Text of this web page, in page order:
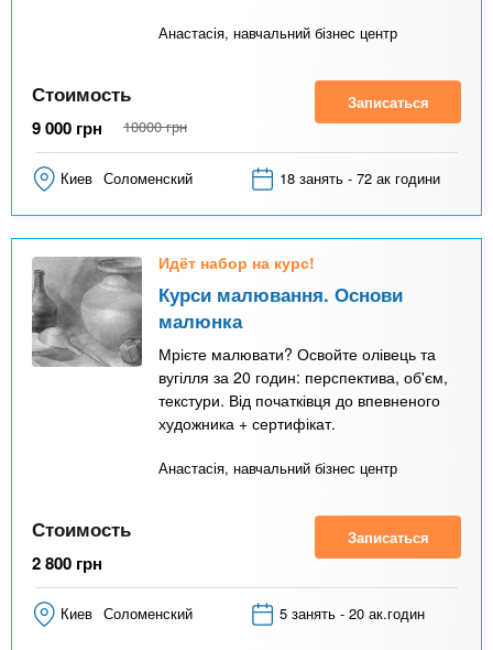
Анастасія, навчальний бізнес центр
Стоимость
9 000 грн 10000 грн
Записаться
Киев Соломенский 18 занять - 72 ак години
Идёт набор на курс!
Курси малювання. Основи
малюнка
Мрієте малювати? Освойте олівець та
вугілля за 20 годин: перспектива, об'єм,
текстури. Від початківця до впевненого
художника + сертифікат.
Анастасія, навчальний бізнес центр
Стоимость
2 800 грн
Записаться
Киев Соломенский 5 занять - 20 ак.годин